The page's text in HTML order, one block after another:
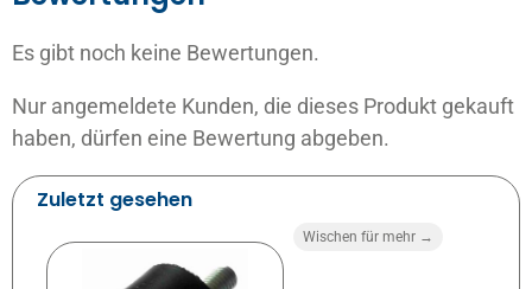
Es gibt noch keine Bewertungen.
Nur angemeldete Kunden, die dieses Produkt gekauft
haben, dürfen eine Bewertung abgeben.
Zuletzt gesehen
Wischen für mehr →